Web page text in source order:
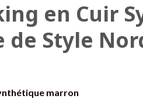
en Cuir
de Style
marron